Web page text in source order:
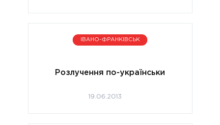
ІВАНО-ФРАНКІВСЬК
Розлучення по-українськи
19.06.2013